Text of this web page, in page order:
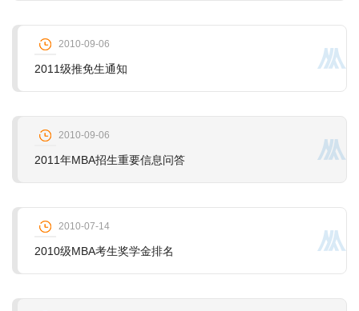
2010-09-06
2011级推免生通知
2010-09-06
2011年MBA招生重要信息问答
2010-07-14
2010级MBA考生奖学金排名